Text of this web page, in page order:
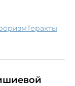
теракты